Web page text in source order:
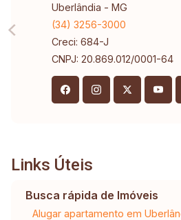
Uberlândia - MG
(34) 3256-3000
Creci: 684-J
CNPJ: 20.869.012/0001-64
Links Úteis
Busca rápida de Imóveis
Alugar apartamento em